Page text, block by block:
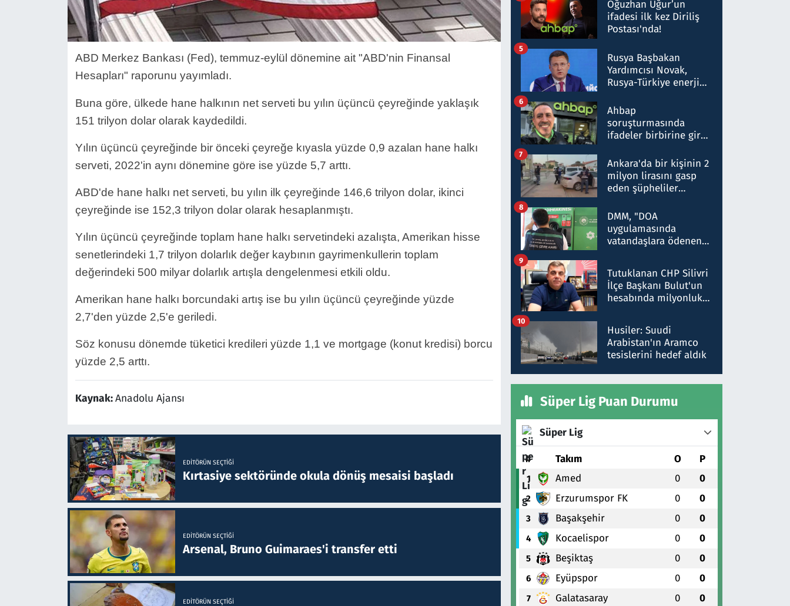
ABD Merkez Bankası (Fed), temmuz-eylül dönemine ait "ABD'nin Finansal
Hesapları" raporunu yayımladı.
Buna göre, ülkede hane halkının net serveti bu yılın üçüncü çeyreğinde yaklaşık
151 trilyon dolar olarak kaydedildi.
Yılın üçüncü çeyreğinde bir önceki çeyreğe kıyasla yüzde 0,9 azalan hane halkı
serveti, 2022'in aynı dönemine göre ise yüzde 5,7 arttı.
ABD'de hane halkı net serveti, bu yılın ilk çeyreğinde 146,6 trilyon dolar, ikinci
çeyreğinde ise 152,3 trilyon dolar olarak hesaplanmıştı.
Yılın üçüncü çeyreğinde toplam hane halkı servetindeki azalışta, Amerikan hisse
senetlerindeki 1,7 trilyon dolarlık değer kaybının gayrimenkullerin toplam
değerindeki 500 milyar dolarlık artışla dengelenmesi etkili oldu.
Amerikan hane halkı borcundaki artış ise bu yılın üçüncü çeyreğinde yüzde
2,7'den yüzde 2,5'e geriledi.
Söz konusu dönemde tüketici kredileri yüzde 1,1 ve mortgage (konut kredisi) borcu
yüzde 2,5 arttı.
Kaynak:Anadolu Ajansı
EDITÖRÜN SEÇTIĞI
Kırtasiye sektöründe okula dönüş mesaisi başladı
EDITÖRÜN SEÇTIĞI
Arsenal, Bruno Guimaraes'i transfer etti
EDITÖRÜN SEÇTIĞI
Oğuzhan Uğur’un
ifadesi ilk kez Diriliş
Postası'nda!
Rusya Başbakan
Yardımcısı Novak,
Rusya-Türkiye enerji
nitelikte olduğunu
belirtti
5
Ahbap
soruşturmasında
ifadeler birbirine girdi:
ifadelerinden ortaya
çıkan tablo şok etti
6
Ankara'da bir kişinin 2
milyon lirasını gasp
eden şüpheliler
7
DMM, "DOA
uygulamasında
vatandaşlara ödenen
düşürüldüğü" iddiasını
yalanladı
8
Tutuklanan CHP Silivri
İlçe Başkanı Bulut'un
hesabında milyonluk
talimat verdi, ben
gönderdim
9
Husiler: Suudi
Arabistan'ın Aramco
tesislerini hedef aldık
10
Süper Lig Puan Durumu
Süper Lig
# Takım O P
1 Amed 0 0
2 Erzurumspor FK 0 0
3 Başakşehir 0 0
4 Kocaelispor 0 0
5 Beşiktaş 0 0
6 Eyüpspor 0 0
7 Galatasaray 0 0